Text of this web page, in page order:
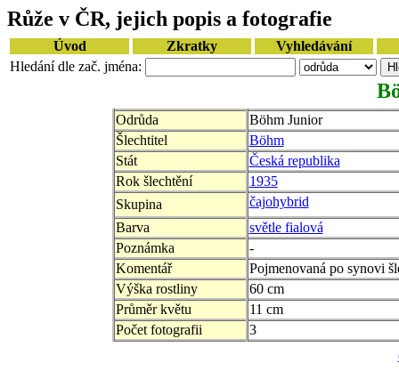
Růže v ČR, jejich popis a fotografie
Úvod Zkratky
Vyhledávání
Hledání dle zač. jména:
Odrůda
Böhm Junior
Šlechtitel
Böhm
Stát
Česká republika
Rok šlechtění
1935
Skupina
čajohybrid
Barva
světle fialová
Poznámka
-
Komentář
Pojmenovaná po synovi
Výška rostliny
60 cm
Průměr květu
11 cm
Počet fotografii
3